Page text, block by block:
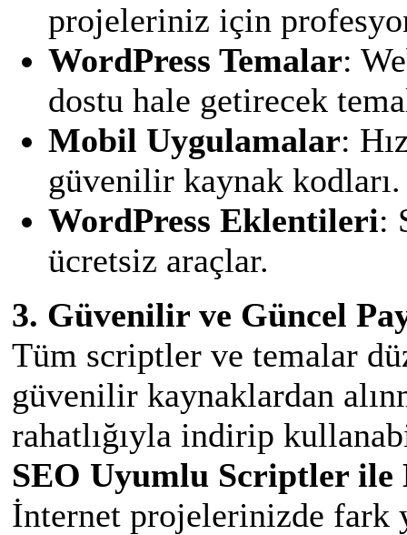
projeleriniz için
WordPress Temalar:
dostu hale getirecek
Mobil Uygulamalar:
güvenilir kaynak kodları.
WordPress Eklentileri:
ücretsiz araçlar.
3. Güvenilir ve Güncel
Tüm scriptler ve temalar
güvenilir kaynaklardan
rahatlığıyla indirip
SEO Uyumlu Scriptler ile
İnternet projelerinizde fark